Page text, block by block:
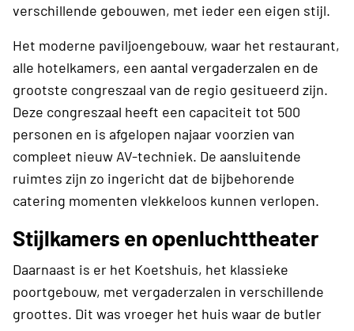
verschillende gebouwen, met ieder een eigen stijl.
Het moderne paviljoengebouw, waar het restaurant,
alle hotelkamers, een aantal vergaderzalen en de
grootste congreszaal van de regio gesitueerd zijn.
Deze congreszaal heeft een capaciteit tot 500
personen en is afgelopen najaar voorzien van
compleet nieuw AV-techniek. De aansluitende
ruimtes zijn zo ingericht dat de bijbehorende
catering momenten vlekkeloos kunnen verlopen.
Stijlkamers en openluchttheater
Daarnaast is er het Koetshuis, het klassieke
poortgebouw, met vergaderzalen in verschillende
groottes. Dit was vroeger het huis waar de butler